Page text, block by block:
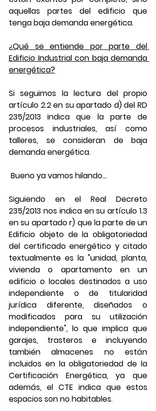
aquellas partes del edificio que
tenga baja demanda energética.
¿Qué se entiende por parte del
Edificio Industrial con baja demanda
energética?
Si seguimos la lectura del propio
artículo 2.2 en su apartado d) del RD
235/2013 indica que la parte de
procesos industriales, así como
talleres, se consideran de baja
demanda energética.
Bueno ya vamos hilando...
Siguiendo en el Real Decreto
235/2013 nos indica en su artículo 1.3
en su apartado r) que la parte de un
Edificio objeto de la obligatoriedad
del certificado energético y citado
textualmente es la "unidad, planta,
vivienda o apartamento en un
edificio o locales destinados a uso
independiente o de titularidad
jurídica diferente, diseñados o
modificados para su utilización
independiente", lo que implica que
garajes, trasteros e incluyendo
también almacenes no están
incluidos en la obligatoriedad de la
Certificación Energética, ya que
además, el CTE indica que estos
espacios son no habitables.